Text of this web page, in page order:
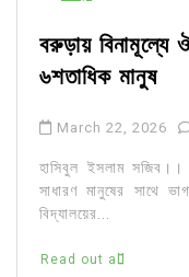
বরুড়ায় বিনামূল্যে
৬শতাধিক মানুষ
March 22, 2026
হাসিবুল ইসলাম
সাধারণ মানুষের সাথে
বিদ্যালয়ের...
Read out all